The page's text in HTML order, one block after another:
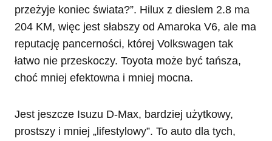
przeżyje koniec świata?”. Hilux z dieslem 2.8 ma
204 KM, więc jest słabszy od Amaroka V6, ale ma
reputację pancerności, której Volkswagen tak
łatwo nie przeskoczy. Toyota może być tańsza,
choć mniej efektowna i mniej mocna.
Jest jeszcze Isuzu D-Max, bardziej użytkowy,
prostszy i mniej „lifestylowy”. To auto dla tych,